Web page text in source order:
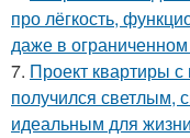
про лёгкость,
даже в
7. Проект квартиры
получился светлым,
идеальным для